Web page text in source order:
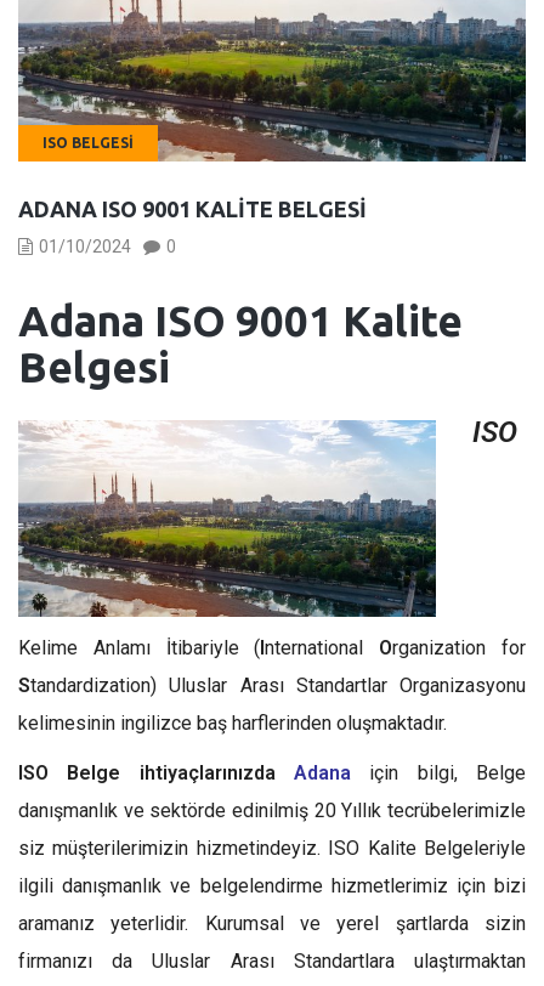
ISO BELGESI
ADANA ISO 9001 KALITE BELGESI
01/10/2024 0
Adana ISO 9001 Kalite
Belgesi
ISO
Kelime Anlamı İtibariyle (International Organization for
Standardization) Uluslar Arası Standartlar Organizasyonu
kelimesinin ingilizce baş harflerinden oluşmaktadır.
ISO Belge ihtiyaçlarınızda Adana için bilgi, Belge
danışmanlık ve sektörde edinilmiş 20 Yıllık tecrübelerimizle
siz müşterilerimizin hizmetindeyiz. ISO Kalite Belgeleriyle
ilgili danışmanlık ve belgelendirme hizmetlerimiz için bizi
aramanız yeterlidir. Kurumsal ve yerel şartlarda sizin
firmanızı da Uluslar Arası Standartlara ulaştırmaktan